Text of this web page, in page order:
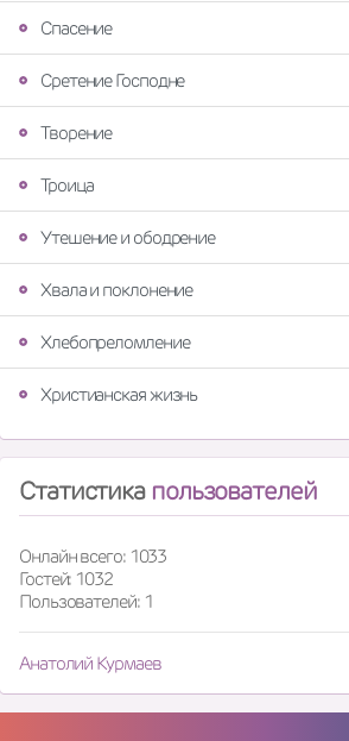
Спасение
Сретение Господне
Творение
Троица
Утешение и ободрение
Хвала и поклонение
Хлебопреломление
Христианская жизнь
Статистика пользователей
Онлайн всего: 1033
Гостей: 1032
Пользователей: 1
Анатолий Курмаев